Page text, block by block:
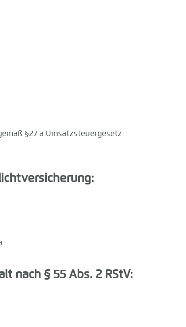
§27 a Umsatzsteuergesetz:
nach § 55 Abs. 2 RStV: